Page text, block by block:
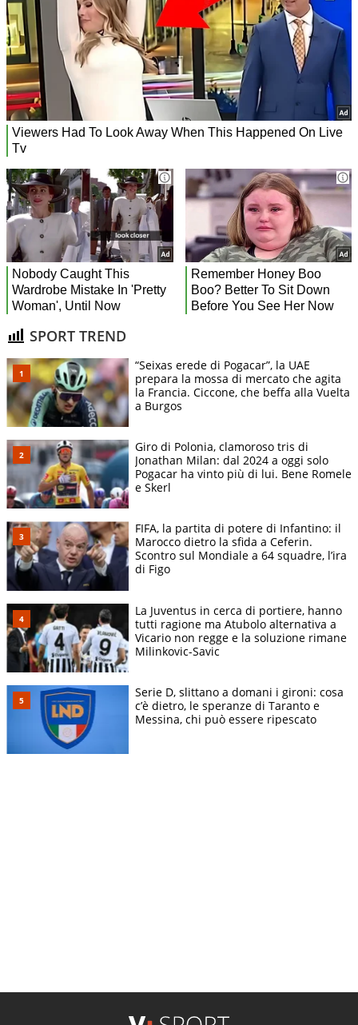
SPORT TREND
“Seixas erede di Pogacar”, la UAE
prepara la mossa di mercato che agita
la Francia. Ciccone, che beffa alla Vuelta
a Burgos
Giro di Polonia, clamoroso tris di
Jonathan Milan: dal 2024 a oggi solo
Pogacar ha vinto più di lui. Bene Romele
e Skerl
FIFA, la partita di potere di Infantino: il
Marocco dietro la sfida a Ceferin.
Scontro sul Mondiale a 64 squadre, l’ira
di Figo
La Juventus in cerca di portiere, hanno
tutti ragione ma Atubolo alternativa a
Vicario non regge e la soluzione rimane
Milinkovic-Savic
Serie D, slittano a domani i gironi: cosa
c’è dietro, le speranze di Taranto e
Messina, chi può essere ripescato